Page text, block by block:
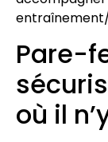
Pare-
où il